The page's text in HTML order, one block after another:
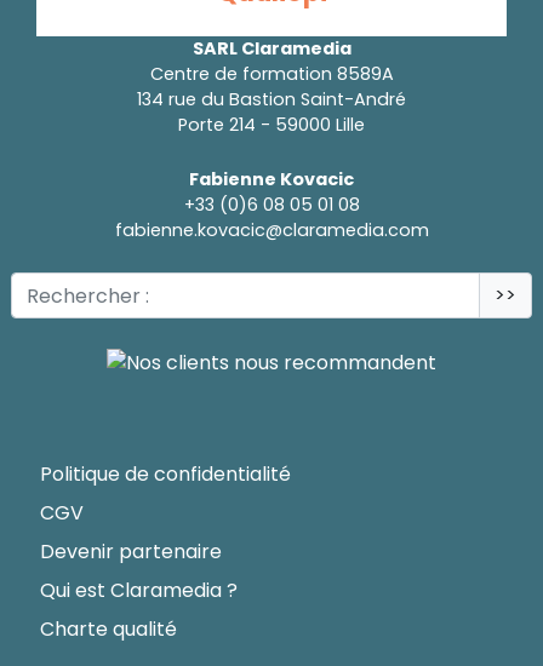
SARL Claramedia
Centre de formation 8589A
134 rue du Bastion Saint-André
Porte 214 - 59000 Lille
Fabienne Kovacic
+33 (0)6 08 05 01 08
fabienne.kovacic@claramedia.com
>>
Politique de confidentialité
CGV
Devenir partenaire
Qui est Claramedia ?
Charte qualité